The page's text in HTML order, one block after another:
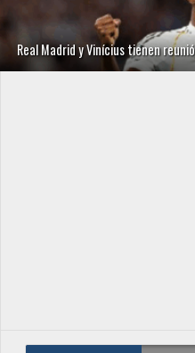
Real Madrid y Vinícius tienen